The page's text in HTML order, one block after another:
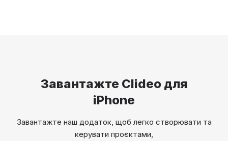
Завантажте Clideo для
iPhone
Завантажте наш додаток, щоб легко створювати та
керувати проєктами,